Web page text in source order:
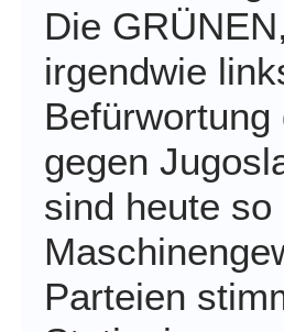
Die
irgendwie
gegen
sind heute
Parteien